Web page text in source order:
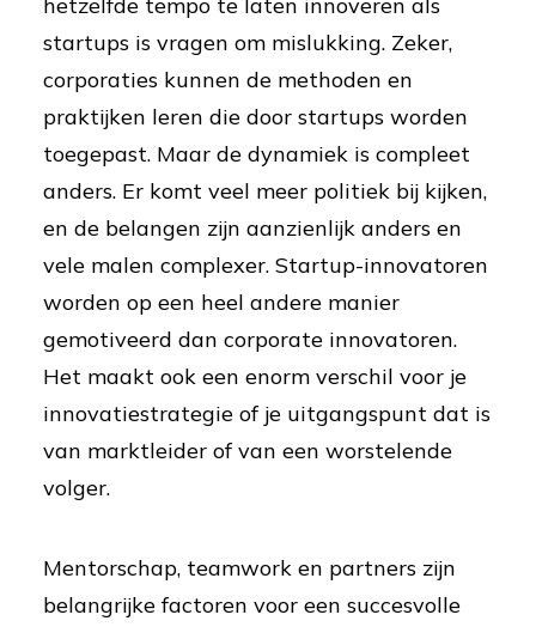
startups is vragen om mislukking. Zeker,
corporaties kunnen de methoden en
praktijken leren die door startups worden
toegepast. Maar de dynamiek is compleet
anders. Er komt veel meer politiek bij kijken,
en de belangen zijn aanzienlijk anders en
vele malen complexer. Startup-innovatoren
worden op een heel andere manier
gemotiveerd dan corporate innovatoren.
Het maakt ook een enorm verschil voor je
innovatiestrategie of je uitgangspunt dat is
van marktleider of van een worstelende
volger.
Mentorschap, teamwork en partners zijn
belangrijke factoren voor een succesvolle